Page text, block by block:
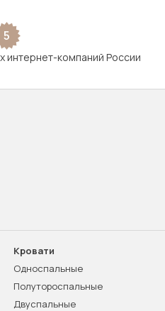
5
компаний России
Кровати
Односпальные
Полутороспальные
Двуспальные